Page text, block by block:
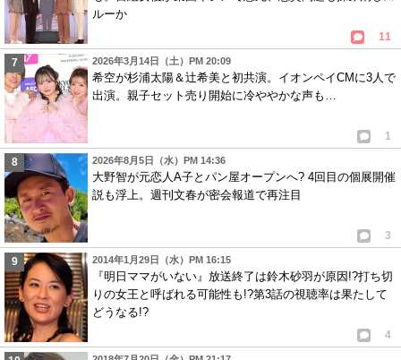
ルーか
11
2026年3月14日（土）PM 20:09
希空が杉浦太陽＆辻希美と初共演。イオンペイCMに3人で
出演。親子セット売り開始に冷ややかな声も…
1
2026年8月5日（水）PM 14:36
大野智が元恋人A子とパン屋オープンへ? 4回目の個展開催
説も浮上。週刊文春が密会報道で再注目
3
2014年1月29日（水）PM 16:15
『明日ママがいない』放送終了は鈴木砂羽が原因!?打ち切
りの女王と呼ばれる可能性も!?第3話の視聴率は果たして
どうなる!?
4